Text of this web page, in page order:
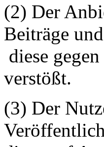
(2) Der
Beiträge
diese
verstößt.
(3) Der